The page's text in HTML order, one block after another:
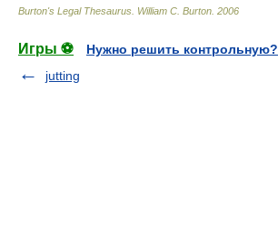
Burton's Legal Thesaurus. William C. Burton 2006
Игры ⚽
Нужно решить контрольную?
jutting